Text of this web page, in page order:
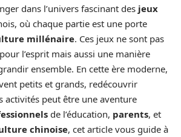
dans l’univers fascinant des jeux
où chaque partie est une porte
millénaire. Ces jeux ne sont pas
l’esprit mais aussi une manière
ensemble. En cette ère moderne,
petits et grands, redécouvrir
activités peut être une aventure
de l’éducation, parents, et
chinoise, cet article vous guide à